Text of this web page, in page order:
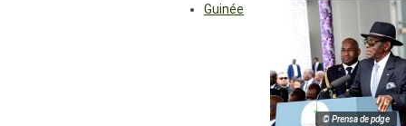
© Prensa de pdge
Guinée